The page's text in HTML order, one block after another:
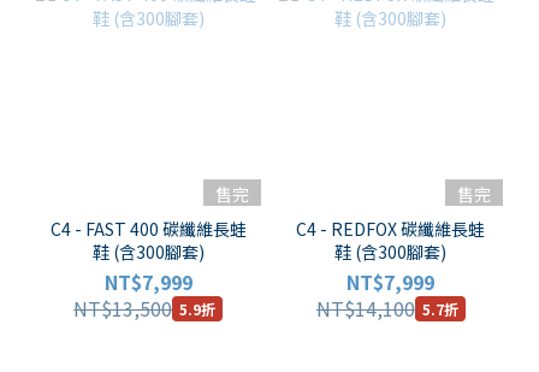
售完
C4 - FAST 400 碳纖維長蛙
鞋 (含300腳套)
NT$7,999
NT$13,500 5.9折
售完
C4 - REDFOX 碳纖維長蛙
鞋 (含300腳套)
NT$7,999
NT$14,100 5.7折